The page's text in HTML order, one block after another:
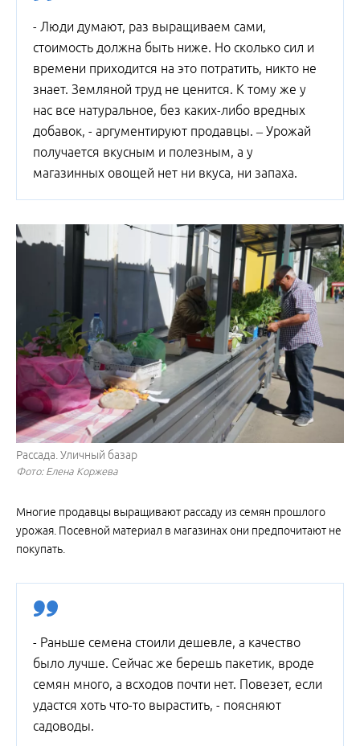
- Люди думают, раз выращиваем сами,
стоимость должна быть ниже. Но сколько сил и
времени приходится на это потратить, никто не
знает. Земляной труд не ценится. К тому же у
нас все натуральное, без каких-либо вредных
добавок, - аргументируют продавцы. – Урожай
получается вкусным и полезным, а у
магазинных овощей нет ни вкуса, ни запаха.
Рассада. Уличный базар
Фото: Елена Коржева
Многие продавцы выращивают рассаду из семян прошлого
урожая. Посевной материал в магазинах они предпочитают не
покупать.
- Раньше семена стоили дешевле, а качество
было лучше. Сейчас же берешь пакетик, вроде
семян много, а всходов почти нет. Повезет, если
удастся хоть что-то вырастить, - поясняют
садоводы.